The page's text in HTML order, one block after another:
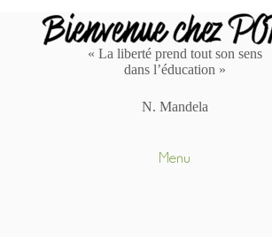
« La liberté prend tout son sens
dans l’éducation »
N. Mandela
Menu